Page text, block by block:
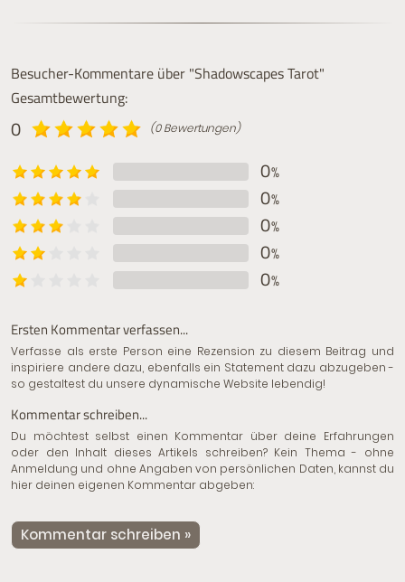
Besucher-Kommentare über "Shadowscapes Tarot"
Gesamtbewertung:
0 (0 Bewertungen)
0%
0%
0%
0%
0%
Ersten Kommentar verfassen...
Verfasse als erste Person eine Rezension zu diesem Beitrag und
inspiriere andere dazu, ebenfalls ein Statement dazu abzugeben -
so gestaltest du unsere dynamische Website lebendig!
Kommentar schreiben...
Du möchtest selbst einen Kommentar über deine Erfahrungen
oder den Inhalt dieses Artikels schreiben? Kein Thema - ohne
Anmeldung und ohne Angaben von persönlichen Daten, kannst du
hier deinen eigenen Kommentar abgeben:
Kommentar schreiben »